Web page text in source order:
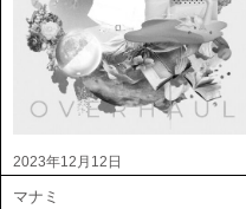
2023年12月12日
マナミ